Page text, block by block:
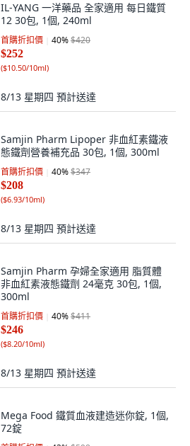
IL-YANG 一洋藥品 全家適用 每日鐵質
12 30包, 1個, 240ml
首購折扣價 40%$420
$252
($10.50/10ml)
8/13 星期四 預計送達
Samjin Pharm Lipoper 非血紅素鐵液
態鐵劑營養補充品 30包, 1個, 300ml
首購折扣價 40%$347
$208
($6.93/10ml)
8/13 星期四 預計送達
Samjin Pharm 孕婦全家適用 脂質體
非血紅素液態鐵劑 24毫克 30包, 1個,
300ml
首購折扣價 40%$411
$246
($8.20/10ml)
8/13 星期四 預計送達
Mega Food 鐵質血液建造迷你錠, 1個,
72錠